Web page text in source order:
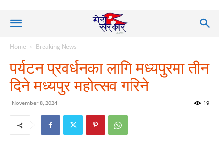
Home Breaking News
पर्यटन प्रवर्धनका लागि मध्यपुरमा तीन
दिने मध्यपुर महोत्सव गरिने
November 8, 2024 19